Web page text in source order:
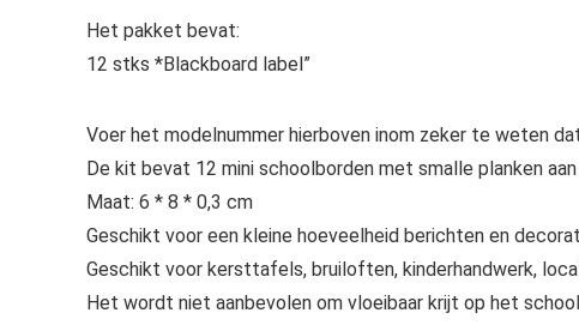
Het pakket bevat:
12 stks *Blackboard label”
Voer het modelnummer hierboven inom zeker te weten
De kit bevat 12 mini schoolborden met smalle planken
Maat: 6 * 8 * 0,3 cm
Geschikt voor een kleine hoeveelheid berichten en
Geschikt voor kersttafels, bruiloften, kinderhandwerk,
Het wordt niet aanbevolen om vloeibaar krijt op het